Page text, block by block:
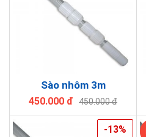
Sào nhôm 3m
450.000 đ 450.000 đ
-13%